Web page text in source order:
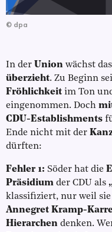
© dpa
In der Union wächst
überzieht. Zu Beginn
Fröhlichkeit im Ton
eingenommen. Doch
CDU-Establishments
Ende nicht mit der
dürften:
Fehler 1: Söder hat die
Präsidium der CDU als
klassifiziert, nur weil
Annegret Kramp-
Hierarchen denken.